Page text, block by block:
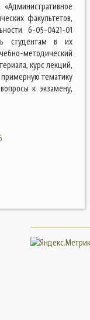
факультетов,
6-05-0421-01
студентам в их
методический
курс лекций,
тематику
к экзамену,